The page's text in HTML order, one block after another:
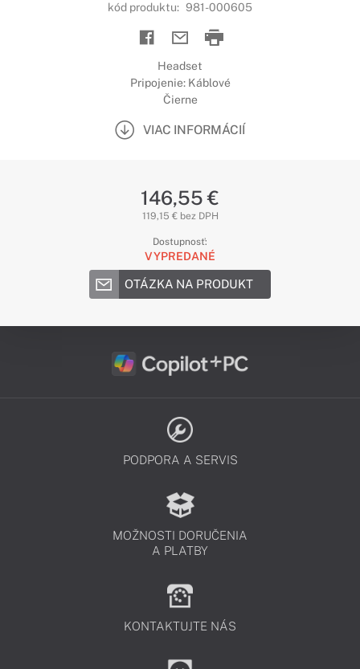
kód produktu: 981-000605
Headset
Pripojenie: Káblové
Čierne
VIAC INFORMÁCIÍ
146,55 €
119,15 € bez DPH
Dostupnosť:
VYPREDANÉ
OTÁZKA NA PRODUKT
PODPORA A SERVIS
MOŽNOSTI DORUČENIA
A PLATBY
KONTAKTUJTE NÁS